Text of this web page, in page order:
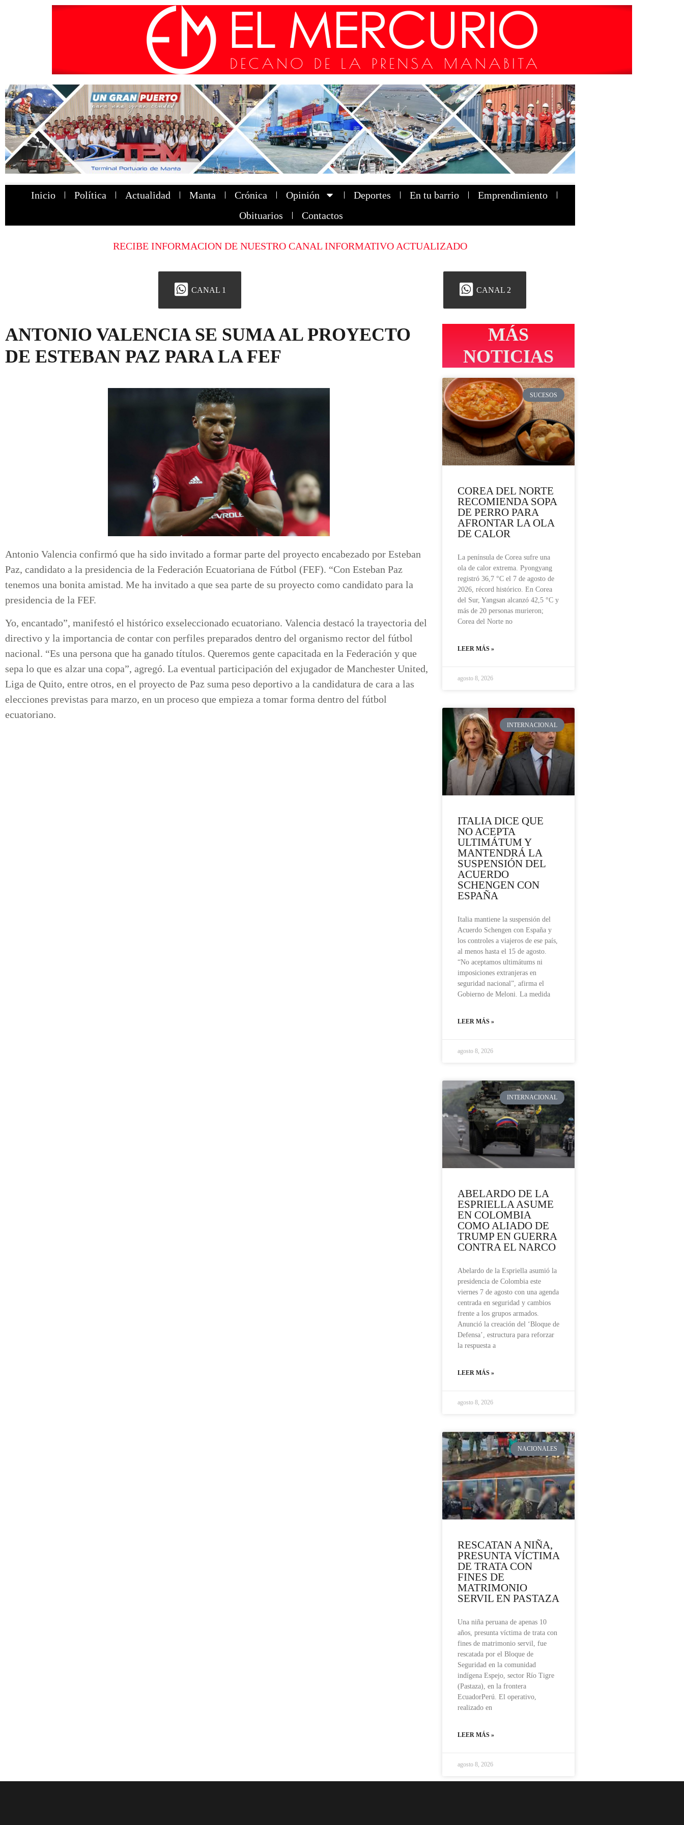
Inicio Política Actualidad Manta Crónica Opinión Deportes En tu barrio
Emprendimiento
Obituarios
Contactos
RECIBE INFORMACION DE NUESTRO CANAL INFORMATIVO ACTUALIZADO
CANAL 1 CANAL 2
ANTONIO VALENCIA SE SUMA AL PROYECTO
DE ESTEBAN PAZ PARA LA FEF
Antonio Valencia confirmó que ha sido invitado a formar parte del proyecto encabezado por Esteban
Paz, candidato a la presidencia de la Federación Ecuatoriana de Fútbol (FEF). “Con Esteban Paz
tenemos una bonita amistad. Me ha invitado a que sea parte de su proyecto como candidato para la
presidencia de la FEF.
Yo, encantado”, manifestó el histórico exseleccionado ecuatoriano. Valencia destacó la trayectoria del
directivo y la importancia de contar con perfiles preparados dentro del organismo rector del fútbol
nacional. “Es una persona que ha ganado títulos. Queremos gente capacitada en la Federación y que
sepa lo que es alzar una copa”, agregó. La eventual participación del exjugador de Manchester United,
Liga de Quito, entre otros, en el proyecto de Paz suma peso deportivo a la candidatura de cara a las
elecciones previstas para marzo, en un proceso que empieza a tomar forma dentro del fútbol
ecuatoriano.
MÁS
NOTICIAS
SUCESOS
COREA DEL NORTE
RECOMIENDA SOPA
DE PERRO PARA
AFRONTAR LA OLA
DE CALOR
La península de Corea sufre una
ola de calor extrema. Pyongyang
registró 36,7 °C el 7 de agosto de
2026, récord histórico. En Corea
del Sur, Yangsan alcanzó 42,5 °C y
más de 20 personas murieron;
Corea del Norte no
LEER MÁS »
agosto 8, 2026
INTERNACIONAL
ITALIA DICE QUE
NO ACEPTA
ULTIMÁTUM Y
MANTENDRÁ LA
SUSPENSIÓN DEL
ACUERDO
SCHENGEN CON
ESPAÑA
Italia mantiene la suspensión del
Acuerdo Schengen con España y
los controles a viajeros de ese país,
al menos hasta el 15 de agosto.
“No aceptamos ultimátums ni
imposiciones extranjeras en
seguridad nacional”, afirma el
Gobierno de Meloni. La medida
LEER MÁS »
agosto 8, 2026
INTERNACIONAL
ABELARDO DE LA
ESPRIELLA ASUME
EN COLOMBIA
COMO ALIADO DE
TRUMP EN GUERRA
CONTRA EL NARCO
Abelardo de la Espriella asumió la
presidencia de Colombia este
viernes 7 de agosto con una agenda
centrada en seguridad y cambios
frente a los grupos armados.
Anunció la creación del ‘Bloque de
Defensa’, estructura para reforzar
la respuesta a
LEER MÁS »
agosto 8, 2026
NACIONALES
RESCATAN A NIÑA,
PRESUNTA VÍCTIMA
DE TRATA CON
FINES DE
MATRIMONIO
SERVIL EN PASTAZA
Una niña peruana de apenas 10
años, presunta víctima de trata con
fines de matrimonio servil, fue
rescatada por el Bloque de
Seguridad en la comunidad
indígena Espejo, sector Río Tigre
(Pastaza), en la frontera
EcuadorPerú. El operativo,
realizado en
LEER MÁS »
agosto 8, 2026